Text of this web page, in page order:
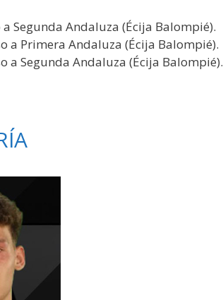
a Segunda Andaluza (Écija Balompié).
a Primera Andaluza (Écija Balompié).
a Segunda Andaluza (Écija Balompié).